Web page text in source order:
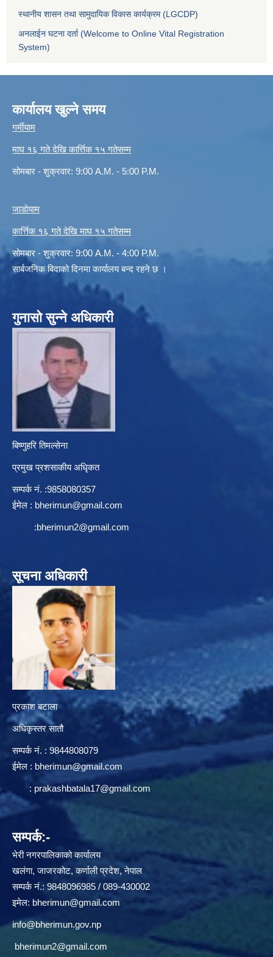
स्थानीय शासन तथा सामुदायिक विकास कार्यक्रम (LGCDP)
अनलाईन घटना दर्ता (Welcome to Online Vital Registration
System)
कार्यालय खुल्ने समय
गर्मीयाम
माघ १६ गते देखि कार्त्तिक १५ गतेसम्म
सोमबार - शुक्रवार: 9:00 A.M. - 5:00 P.M.
जाडोयाम
कार्त्तिक १६ गते देखि माघ १५ गतेसम्म
सोमबार - शुक्रवार: 9:00 A.M. - 4:00 P.M.
सार्बजनिक बिदाको दिनमा कार्यालय बन्द रहने छ ।
गुनासो सुन्ने अधिकारी
बिष्णुहरि तिमल्सेना
प्रमुख प्रशसाकीय अधिृकत
सम्पर्क न‌ं. :9858080357
ईमेल : bherimun@gmail.com
:bherimun2@gmail.com
सूचना अधिकारी
प्रकाश बटाला
अधिकृस्तर सातौ
सम्पर्क न‌ं. : 9844808079
ईमेल : bherimun@gmail.com
: prakashbatala17@gmail.com
सम्पर्क:-
भेरी नगरपालिकाको कार्यालय
खलंगा, जाजरकोट, कर्णाली प्रदेश, नेपाल
सम्पर्क नं.: 9848096985 / 089-430002
इमेल: bherimun@gmail.com
info@bherimun.gov.np
bherimun2@gmail.com